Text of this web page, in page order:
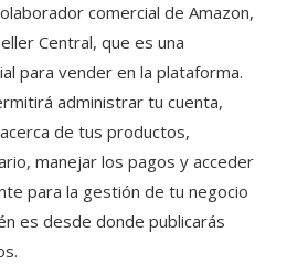
comercial de Amazon,
Central, que es una
para vender en la plataforma.
administrar tu cuenta,
de tus productos,
manejar los pagos y acceder
para la gestión de tu negocio
es desde donde publicarás